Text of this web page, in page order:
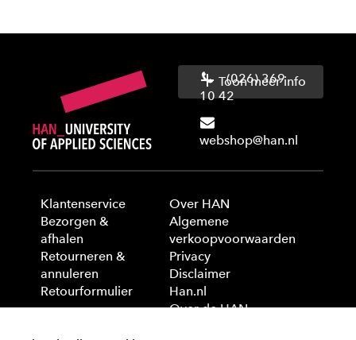
(026) 369
10 42
webshop@han.nl
Toon meer info
Klantenservice
Bezorgen &
afhalen
Retourneren &
annuleren
Retourformulier
Over HAN
Algemene
verkoopvoorwaarden
Privacy
Disclaimer
Han.nl
Over de HAN